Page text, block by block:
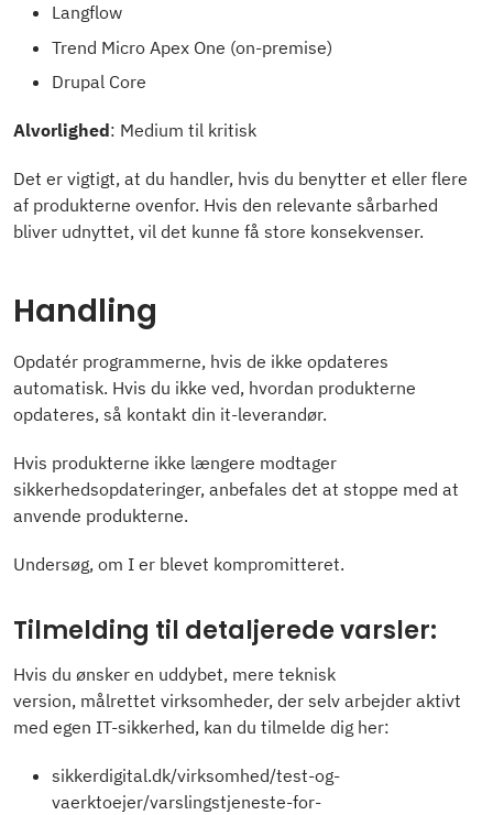
Langflow
Trend Micro Apex One (on-premise)
Drupal Core
Alvorlighed: Medium til kritisk
Det er vigtigt, at du handler, hvis du benytter et eller flere
af produkterne ovenfor. Hvis den relevante sårbarhed
bliver udnyttet, vil det kunne få store konsekvenser.
Handling
Opdatér programmerne, hvis de ikke opdateres
automatisk. Hvis du ikke ved, hvordan produkterne
opdateres, så kontakt din it-leverandør.
Hvis produkterne ikke længere modtager
sikkerhedsopdateringer, anbefales det at stoppe med at
anvende produkterne.
Undersøg, om I er blevet kompromitteret.
Tilmelding til detaljerede varsler:
Hvis du ønsker en uddybet, mere teknisk
version, målrettet virksomheder, der selv arbejder aktivt
med egen IT-sikkerhed, kan du tilmelde dig her:
sikkerdigital.dk/virksomhed/test-og-
vaerktoejer/varslingstjeneste-for-